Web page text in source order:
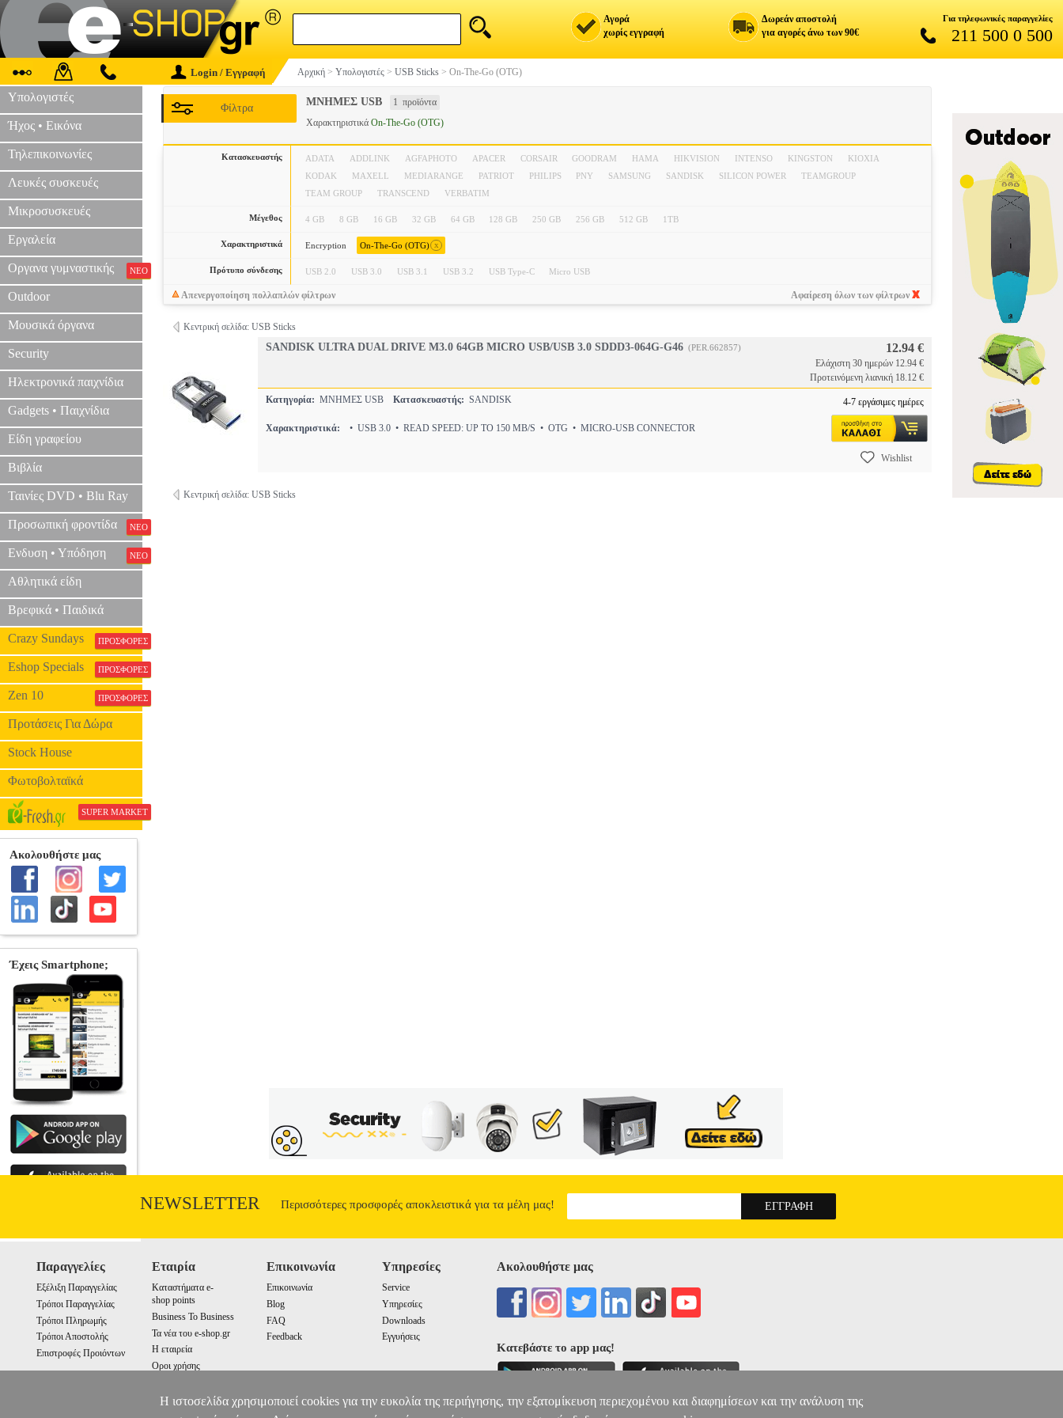
Αγορά
χωρίς εγγραφή
Δωρεάν αποστολή
για αγορές άνω των 90€
Για τηλεφωνικές παραγγελίες
211 500 0 500
Login / Εγγραφή Αρχική > Υπολογιστές > USB Sticks > On-The-Go (OTG)
Υπολογιστές
Ήχος • Εικόνα
Τηλεπικοινωνίες
Λευκές συσκευές
Μικροσυσκευές
Εργαλεία
Οργανα γυμναστικής ΝΕΟ
Outdoor
Μουσικά όργανα
Security
Ηλεκτρονικά παιχνίδια
Gadgets • Παιχνίδια
Είδη γραφείου
Βιβλία
Ταινίες DVD • Blu Ray
Προσωπική φροντίδα ΝΕΟ
Ενδυση • Υπόδηση ΝΕΟ
Αθλητικά είδη
Βρεφικά • Παιδικά
Crazy Sundays ΠΡΟΣΦΟΡΕΣ
Eshop Specials ΠΡΟΣΦΟΡΕΣ
Zen 10 ΠΡΟΣΦΟΡΕΣ
Προτάσεις Για Δώρα
Stock House
Φωτοβολταϊκά
SUPER MARKET
ΜΝΗΜΕΣ USB 1 προϊόντα
Φίλτρα
Χαρακτηριστικά On-The-Go (OTG)
Κατασκευαστής ADATA ADDLINK AGFAPHOTO APACER CORSAIR GOODRAM HAMA HIKVISION INTENSO KINGSTON
KIOXIA
KODAK
MAXELL MEDIARANGE PATRIOT PHILIPS PNY SAMSUNG SANDISK SILICON POWER
TEAMGROUP
TEAM GROUP
TRANSCEND VERBATIM
Μέγεθος 4 GB 8 GB 16 GB 32 GB 64 GB 128 GB 250 GB 256 GB 512 GB 1TB
Χαρακτηριστικά Encryption On-The-Go (OTG) x
Πρότυπο σύνδεσης USB 2.0 USB 3.0 USB 3.1 USB 3.2 USB Type-C Micro USB
Απενεργοποίηση πολλαπλών φίλτρων Αφαίρεση όλων των φίλτρων
Κεντρική σελίδα: USB Sticks
SANDISK ULTRA DUAL DRIVE M3.0 64GB MICRO USB/USB 3.0 SDDD3-064G-G46 (PER.662857) 12.94 €
Ελάχιστη 30 ημερών 12.94 €
Προτεινόμενη λιανική 18.12 €
Κατηγορία: ΜΝΗΜΕΣ USB Κατασκευαστής: SANDISK
Χαρακτηριστικά: • USB 3.0 • READ SPEED: UP TO 150 MB/S • OTG • MICRO-USB CONNECTOR
4-7 εργάσιμες ημέρες
Wishlist
Κεντρική σελίδα: USB Sticks
NEWSLETTER Περισσότερες προσφορές αποκλειστικά για τα μέλη μας!
Παραγγελίες
Εξέλιξη Παραγγελίας
Τρόποι Παραγγελίας
Τρόποι Πληρωμής
Τρόποι Αποστολής
Επιστροφές Προιόντων
Εταιρία
Καταστήματα e-
shop points
Business To Business
Τα νέα του e-shop.gr
Η εταιρεία
Οροι χρήσης
Επικοινωνία
Επικοινωνία
Blog
FAQ
Feedback
Υπηρεσίες
Service
Υπηρεσίες
Downloads
Εγγυήσεις
Ακολουθήστε μας
Κατεβάστε το app μας!
Η ιστοσελίδα χρησιμοποιεί cookies για την ευκολία της περιήγησης, την εξατομίκευση περιεχομένου και διαφημίσεων και την ανάλυση της